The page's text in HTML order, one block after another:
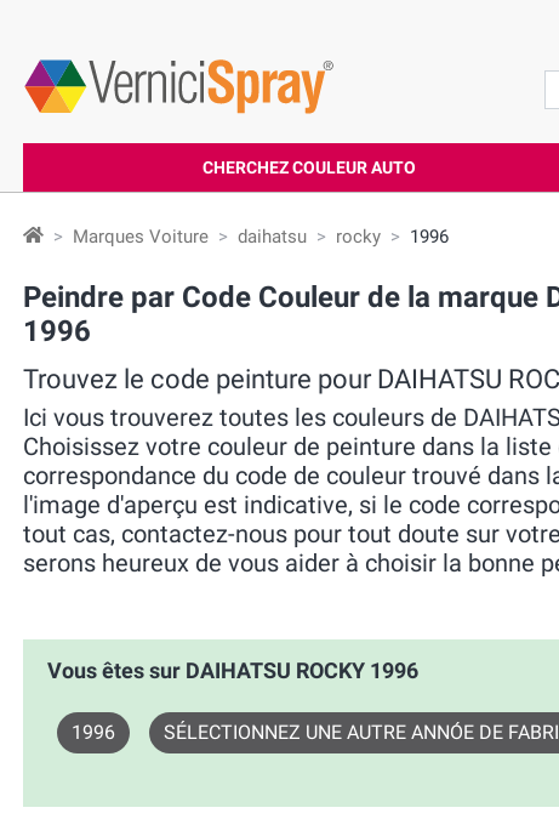
CHERCHEZ COULEUR AUTO
Marques Voiture daihatsu rocky 1996
Peindre par Code Couleur de la marque
1996
Trouvez le code peinture pour DAIHATSU
Ici vous trouverez toutes les couleurs de
Choisissez votre couleur de peinture dans la
correspondance du code de couleur trouvé dans
l'image d'aperçu est indicative, si le code
tout cas, contactez-nous pour tout doute sur
serons heureux de vous aider à choisir la bonne
Vous êtes sur DAIHATSU ROCKY 1996
1996 SÉLECTIONNEZ UNE AUTRE ANNÓE DE